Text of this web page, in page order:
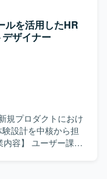
方を歓迎いたしま
任を持って取り組め
て、0→1フェーズか
事業責任者やプロ
ケティングメンバ
ダクト開発・マー
ことができます。
から、「どのよう
ねながらプロダク
す。 ・Figmaや各
プロトタイピング
先度などを含む演
アニメーションデ
作 ・用途（画面や
トリガー条件など
あれば、β版・12
した優先度付き演
良いかを主体的に
ナー、PM、エンジ
プットを形にして
ます。 【ポジ
ニメーションを裁
解を踏まえたUI設
ー作成の既存また
ユーザー視点で画
ト設計や操作フロ
面単位でのビジュ
色・UIパーツ設
設計（必要に応じ
ます。機能過多・
、ユーザビリティ
クター／PMと連携
イン仕様をアウト
ルを活用したHR
ザイナー
規プロダクトにおけ
設計を中核から担